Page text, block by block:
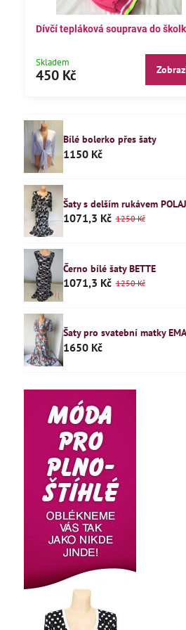
tepláková souprava do školky
Bílé bolerko přes šaty
1150 Kč
Šaty s delším rukávem
1071,3 Kč 1250 Kč
Černo bílé šaty BETTE
1071,3 Kč 1250 Kč
Šaty pro svatební matky EMA
1650 Kč